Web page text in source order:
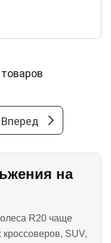
Вперед
на
R20 чаще
SUV,